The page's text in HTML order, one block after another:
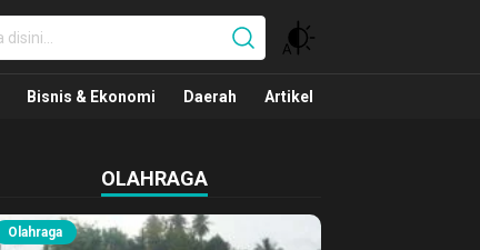
Bisnis & Ekonomi Daerah Artikel
OLAHRAGA
Olahraga